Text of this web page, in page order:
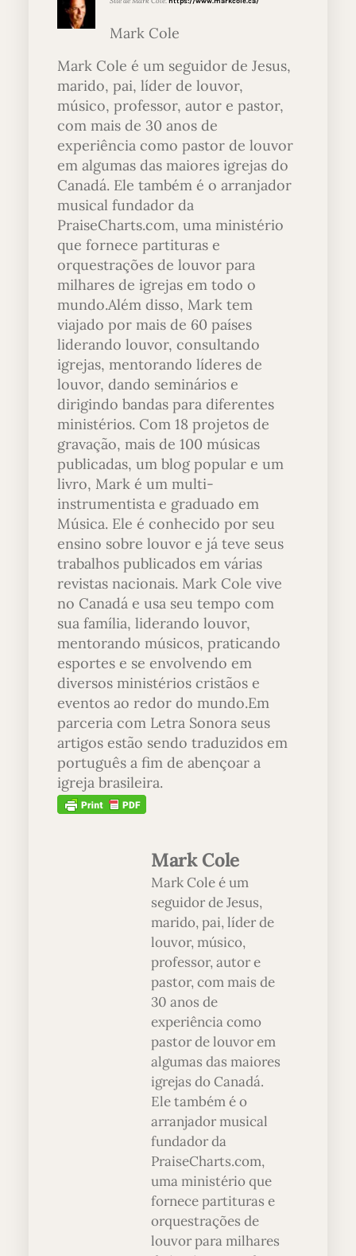
Mark Cole
Mark Cole é um seguidor de Jesus,
marido, pai, líder de louvor,
músico, professor, autor e pastor,
com mais de 30 anos de
experiência como pastor de louvor
em algumas das maiores igrejas do
Canadá. Ele também é o arranjador
musical fundador da
PraiseCharts.com, uma ministério
que fornece partituras e
orquestrações de louvor para
milhares de igrejas em todo o
mundo.Além disso, Mark tem
viajado por mais de 60 países
liderando louvor, consultando
igrejas, mentorando líderes de
louvor, dando seminários e
dirigindo bandas para diferentes
ministérios. Com 18 projetos de
gravação, mais de 100 músicas
publicadas, um blog popular e um
livro, Mark é um multi-
instrumentista e graduado em
Música. Ele é conhecido por seu
ensino sobre louvor e já teve seus
trabalhos publicados em várias
revistas nacionais. Mark Cole vive
no Canadá e usa seu tempo com
sua família, liderando louvor,
mentorando músicos, praticando
esportes e se envolvendo em
diversos ministérios cristãos e
eventos ao redor do mundo.Em
parceria com Letra Sonora seus
artigos estão sendo traduzidos em
português a fim de abençoar a
igreja brasileira.
Mark Cole
Mark Cole é um
seguidor de Jesus,
marido, pai, líder de
louvor, músico,
professor, autor e
pastor, com mais de
30 anos de
experiência como
pastor de louvor em
algumas das maiores
igrejas do Canadá.
Ele também é o
arranjador musical
fundador da
PraiseCharts.com,
uma ministério que
fornece partituras e
orquestrações de
louvor para milhares